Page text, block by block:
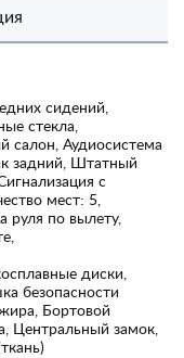
сидений,
стекла,
салон, Аудиосистема
задний, Штатный
с
мест: 5,
руля по вылету,
диски,
безопасности
Бортовой
Центральный замок,